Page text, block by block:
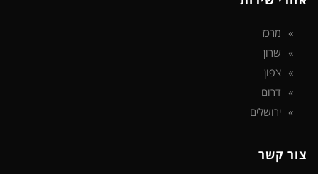
מרכז
שרון
צפון
דרום
ירושלים
צור קשר